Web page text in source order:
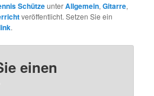
SchützeunterAllgemein,Gitarre,
veröffentlicht. Setzen Sie ein
.
einen